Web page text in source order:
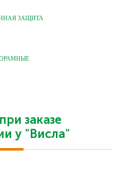
ЗАЩИТА
заказе
у "Висла"